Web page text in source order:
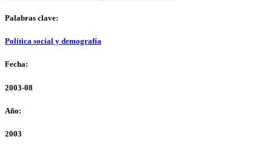
Palabras clave:
Política social y demografía
Fecha:
2003-08
Año:
2003